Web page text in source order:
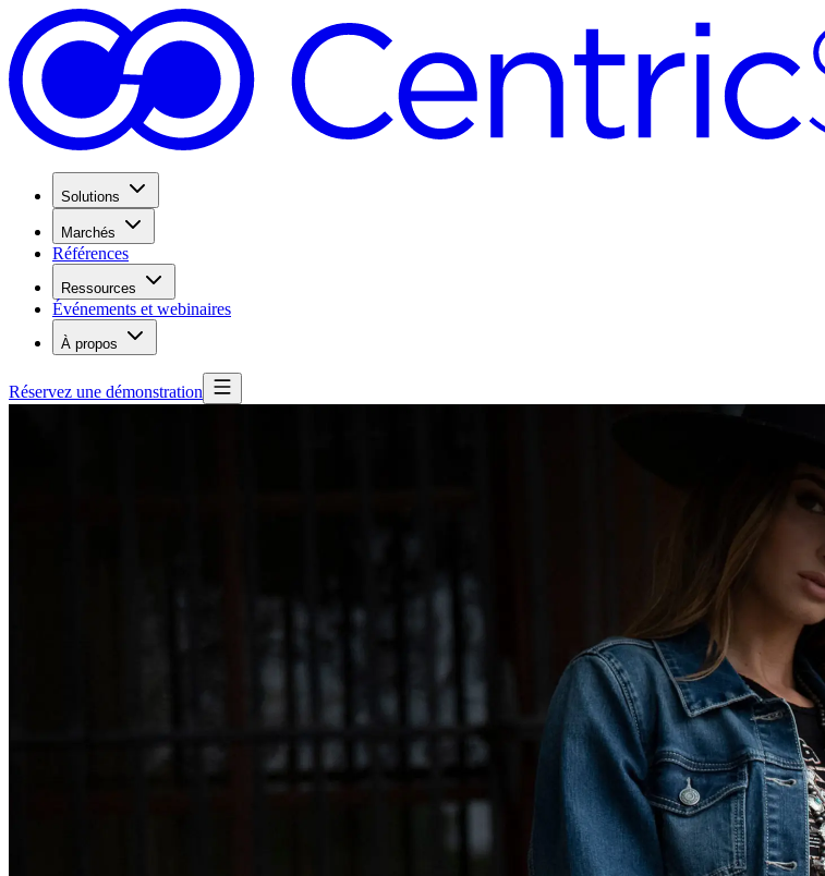
Solutions
Marchés
Références
Ressources
Événements et webinaires
À propos
Réservez une démonstration